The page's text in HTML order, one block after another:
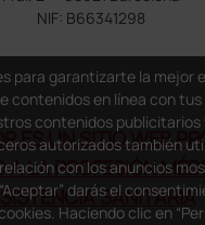
NIF: B66341298
ES UN SITIO WEB
LA PROFESIÓN
SANITARIA
para garantizarte la mejor
contenidos en línea con
contenidos publicitarios
autorizados también
con los anuncios
darás el
Haciendo clic en